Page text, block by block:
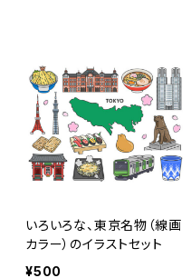
いろいろな、東京名物（線画
カラー）のイラストセット
¥500